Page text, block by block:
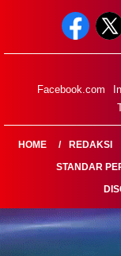
Facebook.com
HOME REDAKSI
STANDAR